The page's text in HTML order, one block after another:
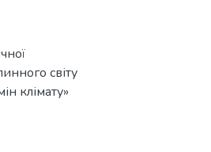
світу
клімату»